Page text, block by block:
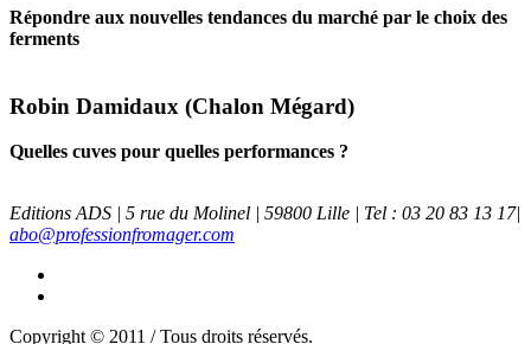
Répondre aux nouvelles tendances du marché par le choix des
ferments
Robin Damidaux (Chalon Mégard)
Quelles cuves pour quelles performances ?
Editions ADS | 5 rue du Molinel | 59800 Lille | Tel : 03 20 83 13 17|
abo@professionfromager.com
Copyright © 2011 / Tous droits réservés.